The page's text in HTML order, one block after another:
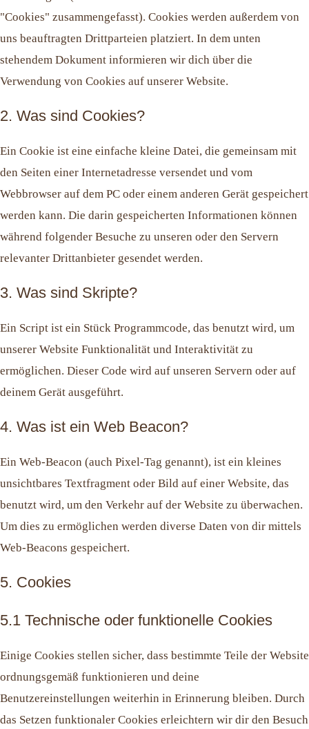
"Cookies" zusammengefasst). Cookies werden außerdem von
uns beauftragten Drittparteien platziert. In dem unten
stehendem Dokument informieren wir dich über die
Verwendung von Cookies auf unserer Website.
2. Was sind Cookies?
Ein Cookie ist eine einfache kleine Datei, die gemeinsam mit
den Seiten einer Internetadresse versendet und vom
Webbrowser auf dem PC oder einem anderen Gerät gespeichert
werden kann. Die darin gespeicherten Informationen können
während folgender Besuche zu unseren oder den Servern
relevanter Drittanbieter gesendet werden.
3. Was sind Skripte?
Ein Script ist ein Stück Programmcode, das benutzt wird, um
unserer Website Funktionalität und Interaktivität zu
ermöglichen. Dieser Code wird auf unseren Servern oder auf
deinem Gerät ausgeführt.
4. Was ist ein Web Beacon?
Ein Web-Beacon (auch Pixel-Tag genannt), ist ein kleines
unsichtbares Textfragment oder Bild auf einer Website, das
benutzt wird, um den Verkehr auf der Website zu überwachen.
Um dies zu ermöglichen werden diverse Daten von dir mittels
Web-Beacons gespeichert.
5. Cookies
5.1 Technische oder funktionelle Cookies
Einige Cookies stellen sicher, dass bestimmte Teile der Website
ordnungsgemäß funktionieren und deine
Benutzereinstellungen weiterhin in Erinnerung bleiben. Durch
das Setzen funktionaler Cookies erleichtern wir dir den Besuch